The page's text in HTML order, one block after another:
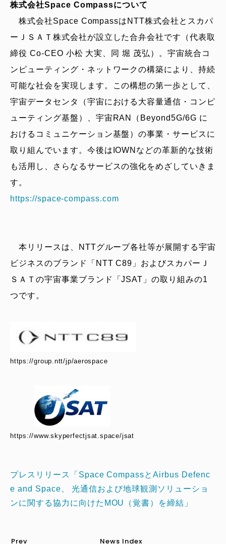
株式会社Space Compassについて
株式会社Space CompassはNTT株式会社とスカパ
ーＪＳＡＴ株式会社が設立した合弁会社です（代表取
締役 Co-CEO 小松 大実、同 堀 茂弘）。宇宙統合コ
ンピューティング・ネットワークの構築により、持続
可能な社会を実現します。この構想の第一歩として、
宇宙データセンタ（宇宙における大容量通信・コンピ
ューティング基盤）、宇宙RAN（Beyond5G/6G に
おけるコミュニケーション基盤）の事業・サービスに
取り組んでいます。今後はIOWNなどの革新的な技術
も活用し、さらなるサービスの強化をめざしていきま
す。
https://space-compass.com
本リリースは、NTTグループ各社等が展開する宇宙
ビジネスのブランド「NTT C89」およびスカパーＪ
ＳＡＴの宇宙事業ブランド「JSAT」の取り組みの1
つです。
https://group.ntt/jp/aerospace
https://www.skyperfectjsat.space/jsat
プレスリリース「Space CompassとAirbus Defenc
e and Space、 光通信および地球観測ソリューショ
ンに関する協力に向けたMOU（覚書）を締結」
Prev News Index